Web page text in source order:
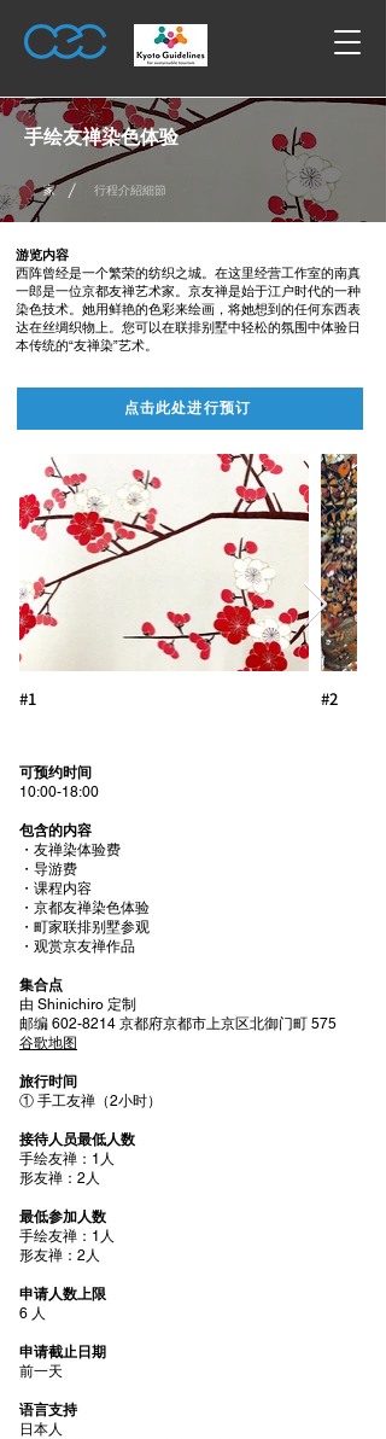
手绘友禅染色体验
家 / 行程介紹細節
游览内容
西阵曾经是一个繁荣的纺织之城。在这里经营工作室的南真
一郎是一位京都友禅艺术家。京友禅是始于江户时代的一种
染色技术。她用鲜艳的色彩来绘画，将她想到的任何东西表
达在丝绸织物上。您可以在联排别墅中轻松的氛围中体验日
本传统的“友禅染”艺术。
点击此处进行预订
#1 #2
可预约时间
10:00-18:00
包含的内容
・友禅染体验费
・导游费
・课程内容
・京都友禅染色体验
・町家联排别墅参观
・观赏京友禅作品
集合点
由 Shinichiro 定制
邮编 602-8214 京都府京都市上京区北御门町 575
谷歌地图
旅行时间
① 手工友禅（2小时）
接待人员最低人数
手绘友禅：1人
形友禅：2人
最低参加人数
手绘友禅：1人
形友禅：2人
申请人数上限
6 人
申请截止日期
前一天
语言支持
日本人